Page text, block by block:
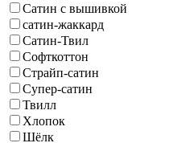
Сатин с вышивкой
сатин-жаккард
Сатин-Твил
Софткоттон
Страйп-сатин
Супер-сатин
Твилл
Хлопок
Шёлк